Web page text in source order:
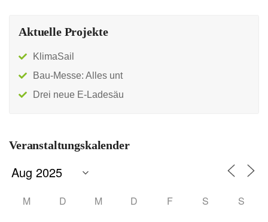
Aktuelle Projekte
KlimaSail
Bau-Messe: Alles unt
Drei neue E-Ladesäu
Veranstaltungskalender
M D M D F S S